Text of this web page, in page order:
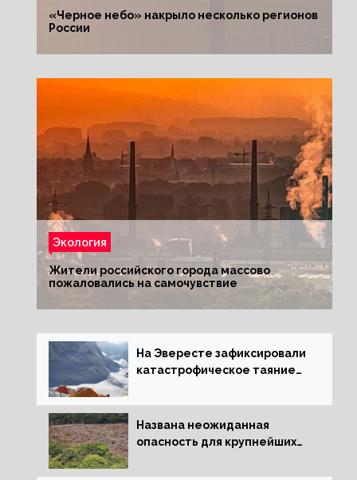
«Черное небо» накрыло несколько регионов
России
Экология
Жители российского города массово
пожаловались на самочувствие
На Эвересте зафиксировали
катастрофическое таяние
Названа неожиданная
опасность для крупнейших